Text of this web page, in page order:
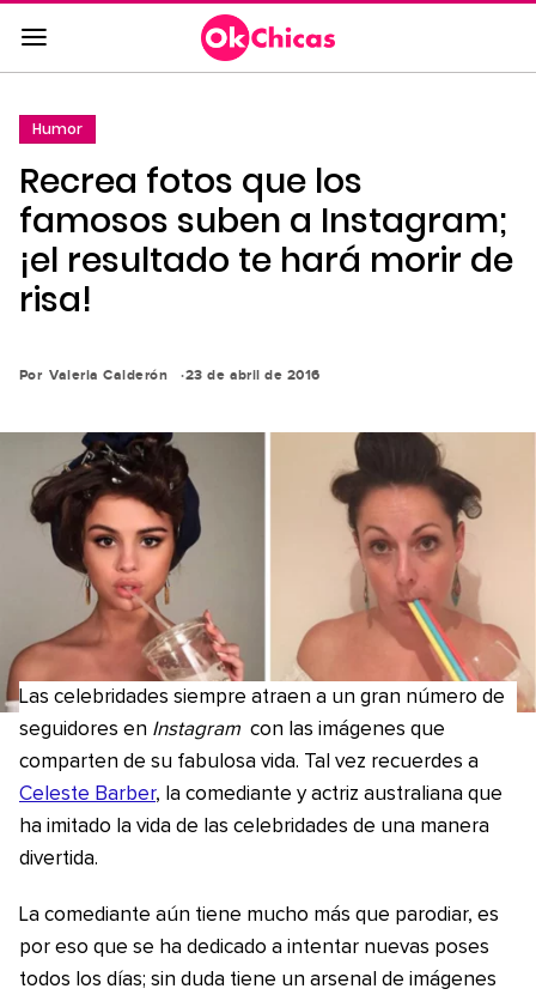
Saltar
al
contenido
a
la
navegación
principal
Humor
Recrea fotos que los
famosos suben a Instagram;
¡el resultado te hará morir de
risa!
Por Valeria Calderón 23 de abril de 2016
Las celebridades siempre atraen a un gran número de
seguidores en Instagram con las imágenes que
comparten de su fabulosa vida. Tal vez recuerdes a
Celeste Barber, la comediante y actriz australiana que
ha imitado la vida de las celebridades de una manera
divertida.
La comediante aún tiene mucho más que parodiar, es
por eso que se ha dedicado a intentar nuevas poses
todos los días; sin duda tiene un arsenal de imágenes